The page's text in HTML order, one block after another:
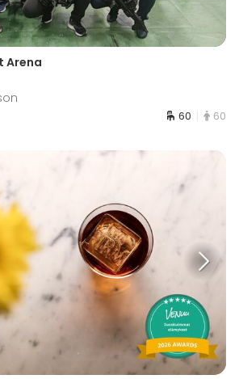
Arena
60 60